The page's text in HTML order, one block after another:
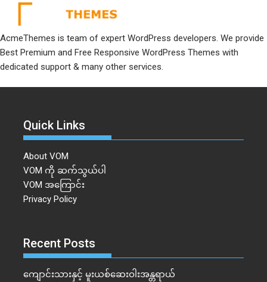
AcmeThemes is team of expert WordPress developers. We provide
Best Premium and Free Responsive WordPress Themes with
dedicated support & many other services.
Quick Links
About VOM
VOM ကို ဆက်သွယ်ပါ
VOM အကြောင်း
Privacy Policy
Recent Posts
ကျောင်းသားနှင့် မူးယစ်ဆေးဝါးအန္တရာယ်